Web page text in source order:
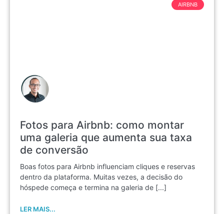
Fotos para Airbnb: como montar
uma galeria que aumenta sua taxa
de conversão
Boas fotos para Airbnb influenciam cliques e reservas
dentro da plataforma. Muitas vezes, a decisão do
hóspede começa e termina na galeria de [...]
LER MAIS...
AIRBNB